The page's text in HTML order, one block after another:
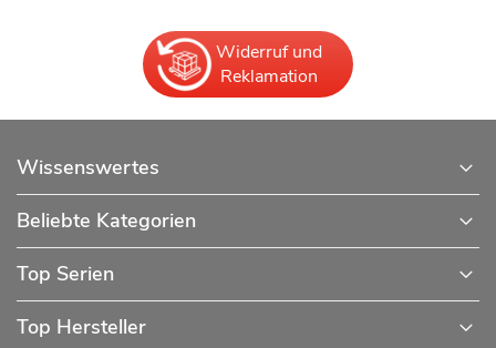
Widerruf und
Reklamation
Wissenswertes
Beliebte Kategorien
Top Serien
Top Hersteller